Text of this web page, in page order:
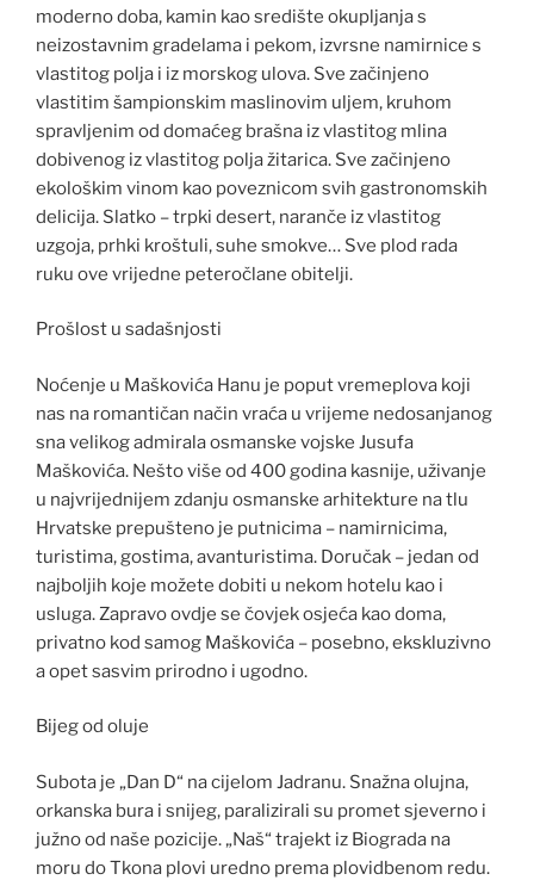
moderno doba, kamin kao središte okupljanja s
neizostavnim gradelama i pekom, izvrsne namirnice s
vlastitog polja i iz morskog ulova. Sve začinjeno
vlastitim šampionskim maslinovim uljem, kruhom
spravljenim od domaćeg brašna iz vlastitog mlina
dobivenog iz vlastitog polja žitarica. Sve začinjeno
ekološkim vinom kao poveznicom svih gastronomskih
delicija. Slatko – trpki desert, naranče iz vlastitog
uzgoja, prhki kroštuli, suhe smokve… Sve plod rada
ruku ove vrijedne peteročlane obitelji.
Prošlost u sadašnjosti
Noćenje u Maškovića Hanu je poput vremeplova koji
nas na romantičan način vraća u vrijeme nedosanjanog
sna velikog admirala osmanske vojske Jusufa
Maškovića. Nešto više od 400 godina kasnije, uživanje
u najvrijednijem zdanju osmanske arhitekture na tlu
Hrvatske prepušteno je putnicima – namirnicima,
turistima, gostima, avanturistima. Doručak – jedan od
najboljih koje možete dobiti u nekom hotelu kao i
usluga. Zapravo ovdje se čovjek osjeća kao doma,
privatno kod samog Maškovića – posebno, ekskluzivno
a opet sasvim prirodno i ugodno.
Bijeg od oluje
Subota je „Dan D“ na cijelom Jadranu. Snažna olujna,
orkanska bura i snijeg, paralizirali su promet sjeverno i
južno od naše pozicije. „Naš“ trajekt iz Biograda na
moru do Tkona plovi uredno prema plovidbenom redu.